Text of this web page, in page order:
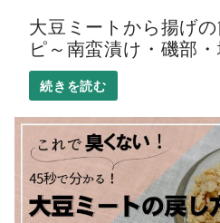
大豆ミートから揚げ
ピ～南蛮漬け・磯部